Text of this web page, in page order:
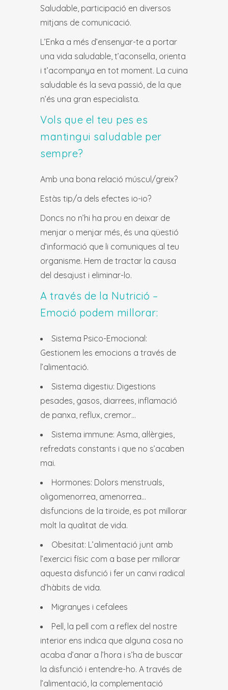
Saludable, participació en diversos
mitjans de comunicació.
L’Enka a més d’ensenyar-te a portar
una vida saludable, t’aconsella, orienta
i t’acompanya en tot moment. La cuina
saludable és la seva passió, de la que
n’és una gran especialista.
Vols que el teu pes es
mantingui saludable per
sempre?
Amb una bona relació múscul/greix?
Estàs tip/a dels efectes io-io?
Doncs no n’hi ha prou en deixar de
menjar o menjar més, és una qüestió
d’informació que li comuniques al teu
organisme. Hem de tractar la causa
del desajust i eliminar-lo.
A través de la Nutrició –
Emoció podem millorar:
Sistema Psico-Emocional:
Gestionem les emocions a través de
l’alimentació.
Sistema digestiu: Digestions
pesades, gasos, diarrees, inflamació
de panxa, reflux, cremor…
Sistema immune: Asma, al·lèrgies,
refredats constants i que no s’acaben
mai.
Hormones: Dolors menstruals,
oligomenorrea, amenorrea…
disfuncions de la tiroide, es pot millorar
molt la qualitat de vida.
Obesitat: L’alimentació junt amb
l’exercici físic com a base per millorar
aquesta disfunció i fer un canvi radical
d’hàbits de vida.
Migranyes i cefalees
Pell, la pell com a reflex del nostre
interior ens indica que alguna cosa no
acaba d’anar a l’hora i s’ha de buscar
la disfunció i entendre-ho. A través de
l’alimentació, la complementació